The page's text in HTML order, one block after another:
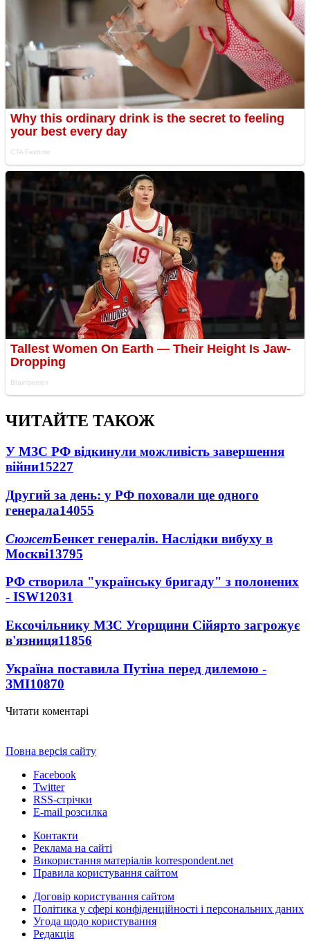
ЧИТАЙТЕ ТАКОЖ
У МЗС РФ відкинули можливість завершення
війни15227
Другий за день: у РФ поховали ще одного
генерала14055
СюжетБенкет генералів. Наслідки вибуху в
Москві13795
РФ створила "українську бригаду" з полонених
- ISW12031
Ексочільнику МЗС Угорщини Сійярто загрожує
в'язниця11856
Україна поставила Путіна перед дилемою -
ЗМІ10870
Читати коментарі
Повна версія сайту
Facebook
Twitter
RSS-стрічки
E-mail розсилка
Контакти
Реклама на сайті
Використання матеріалів korrespondent.net
Правила користування сайтом
Договір користування сайтом
Політика у сфері конфіденційності і персональних даних
Угода щодо користування
Редакція